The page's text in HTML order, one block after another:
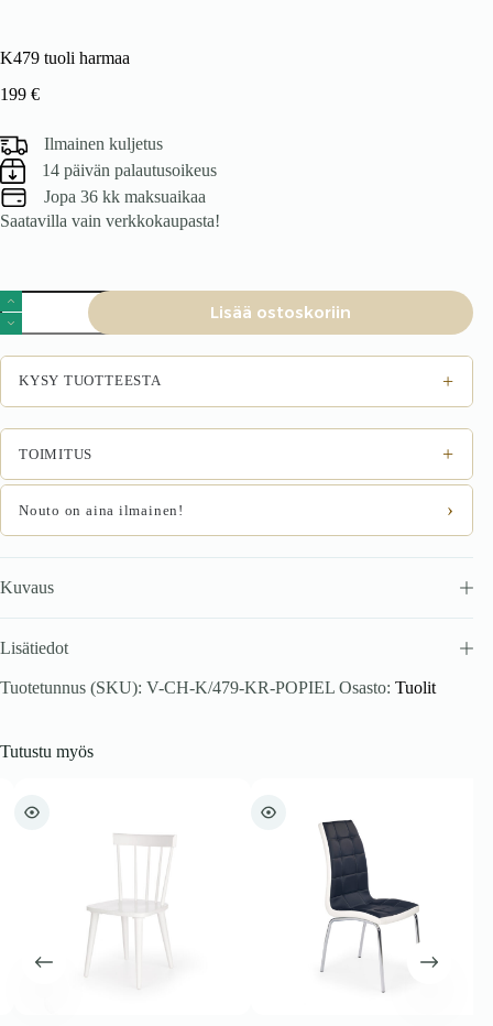
K479 tuoli harmaa
199 €
Ilmainen kuljetus
14 päivän palautusoikeus
Jopa 36 kk maksuaikaa
Saatavilla vain verkkokaupasta!
K479
tuoli
harmaa
määrä
Lisää ostoskoriin
KYSY TUOTTEESTA +
TOIMITUS +
Nouto on aina ilmainen! ›
Kuvaus
Lisätiedot
Tuotetunnus (SKU): V-CH-K/479-KR-POPIEL Osasto: Tuolit
Tutustu myös